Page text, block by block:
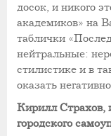
досок, и никого
академиков» на
таблички
нейтральные:
стилистике и в
оказать
Кирилл Страхов,
городского